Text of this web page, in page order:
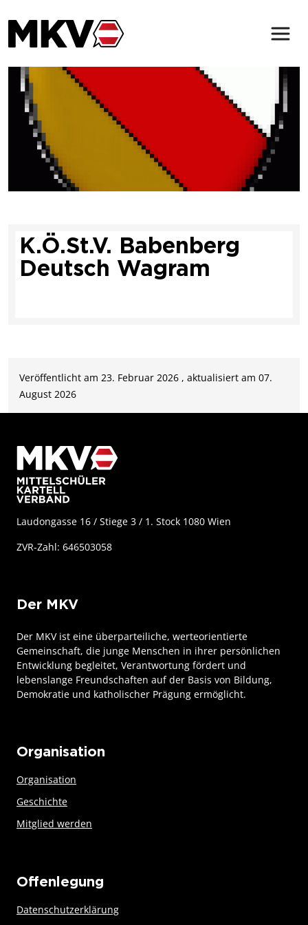
Zum Inhalt der Seite springen
Der MKV
Verbindungen
Magazin
Service & Kontakt
(öffnet in neuem Tab)
K.Ö.St.V. Babenberg
Deutsch Wagram
Veröffentlicht am 23. Februar 2026 , aktualisiert am 07.
August 2026
Laudongasse 16 / Stiege 3 / 1. Stock 1080 Wien
ZVR-Zahl: 646503058
Der MKV
Der MKV ist eine überparteiliche, werteorientierte
Gemeinschaft, die junge Menschen in ihrer persönlichen
Entwicklung begleitet, Verantwortung fördert und
lebenslange Freundschaften auf der Basis von Bildung,
Demokratie und katholischer Prägung ermöglicht.
Organisation
Organisation
Geschichte
Mitglied werden
Offenlegung
Datenschutzerklärung